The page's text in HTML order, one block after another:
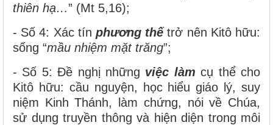
thiên hạ…” (Mt 5,16);
- Số 4: Xác tín phương thếtrở nên Kitô hữu:
sống “mầu nhiệm mặt trăng”;
- Số 5: Đề nghị những việc làmcụ thể cho
Kitô hữu: cầu nguyện, học hiểu giáo lý, suy
niệm Kinh Thánh, làm chứng, nói về Chúa,
sử dụng truyền thông và hiện diện trong môi